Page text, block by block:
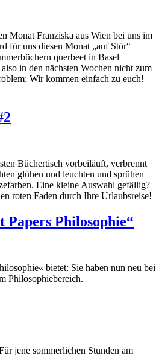
Monat Franziska aus Wien bei uns im
für uns diesen Monat „auf Stör“
querbeet in Basel
in den nächsten Wochen nicht zum
Wir kommen einfach zu euch!
Büchertisch vorbeiläuft, verbrennt
glühen und leuchten und sprühen
Eine kleine Auswahl gefällig?
roten Faden durch Ihre Urlaubsreise!
Papers Philosophie“
bietet: Sie haben nun neu bei
Philosophiebereich.
jene sommerlichen Stunden am